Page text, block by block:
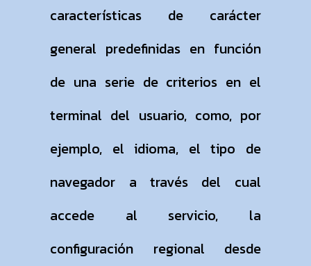
características de carácter
general predefinidas en función
de una serie de criterios en el
terminal del usuario, como, por
ejemplo, el idioma, el tipo de
navegador a través del cual
accede al servicio, la
configuración regional desde